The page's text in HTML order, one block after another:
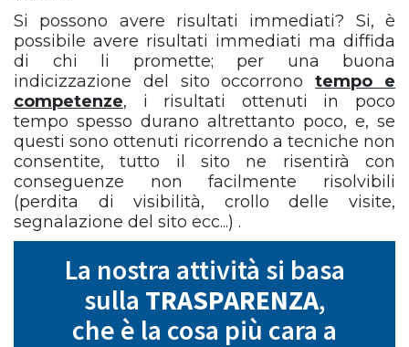
Si possono avere risultati immediati? Si, è
possibile avere risultati immediati ma diffida
di chi li promette; per una buona
indicizzazione del sito occorronotempo e
competenze, i risultati ottenuti in poco
tempo spesso durano altrettanto poco, e, se
questi sono ottenuti ricorrendo a tecniche non
consentite, tutto il sito ne risentirà con
conseguenze non facilmente risolvibili
(perdita di visibilità, crollo delle visite,
segnalazione del sito ecc...) .
La nostra attività si basa
sulla TRASPARENZA,
che è la cosa più cara a